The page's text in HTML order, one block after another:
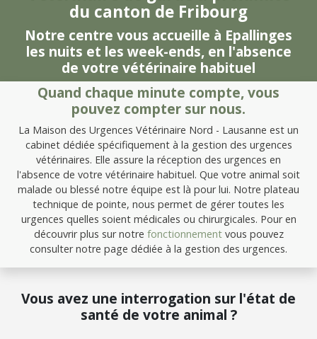
du canton de Fribourg
Notre centre vous accueille à Epallinges
les nuits et les week-ends, en l'absence
de votre vétérinaire habituel
Quand chaque minute compte, vous
pouvez compter sur nous.
La Maison des Urgences Vétérinaire Nord - Lausanne est un
cabinet dédiée spécifiquement à la gestion des urgences
vétérinaires. Elle assure la réception des urgences en
l'absence de votre vétérinaire habituel. Que votre animal soit
malade ou blessé notre équipe est là pour lui. Notre plateau
technique de pointe, nous permet de gérer toutes les
urgences quelles soient médicales ou chirurgicales. Pour en
découvrir plus sur notre fonctionnementvous pouvez
consulter notre page dédiée à la gestion des urgences.
Vous avez une interrogation sur l'état de
santé de votre animal ?